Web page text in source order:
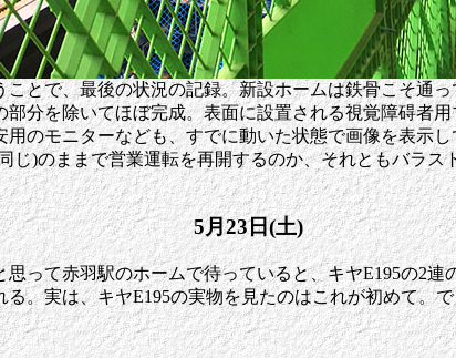
とで、最後の状況の記録。新設ホームは鉄骨こそ通
分を除いてほぼ完成。表面に設置される視覚障碍者
のモニターなども、すでに動いた状態で画像を表示
)のままで営業運転を再開するのか、それともバラ
5月23日(土)
って赤羽駅のホームで待っていると、キヤE195の2
。実は、キヤE195の実物を見たのはこれが初めて。